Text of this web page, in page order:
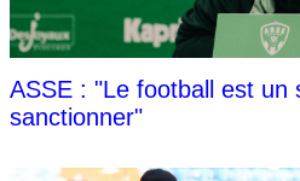
ASSE : "Le football est un
sanctionner"